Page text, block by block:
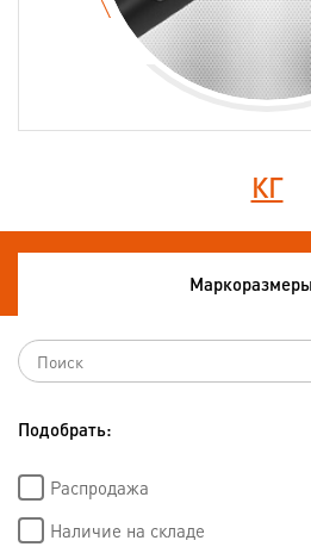
КГ
Маркоразмеры
Подобрать:
Распродажа
Наличие на складе